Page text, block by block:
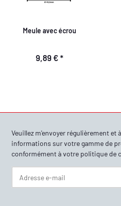
Meule avec écrou
9,89 € *
Veuillez m'envoyer régulièrement
informations sur votre gamme de
conformément à votre politique de